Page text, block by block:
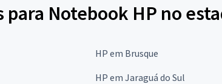
Notebook HP no
HP em Brusque
HP em Jaraguá do Sul